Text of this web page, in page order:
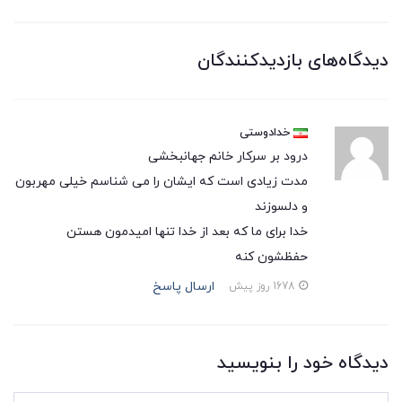
دیدگاه‌های بازدیدکنندگان
خدادوستی
درود بر سرکار خانم جهانبخشی
مدت زیادی است که ایشان را می شناسم خیلی مهربون
و دلسوزند
خدا برای ما که بعد از خدا تنها امیدمون هستن
حفظشون کنه
ارسال پاسخ
دیدگاه خود را بنویسید